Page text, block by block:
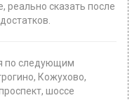
реально сказать после
по следующим
Кожухово,
шоссе